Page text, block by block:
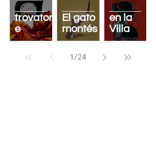
Il
trovator
e
El gato
montés
Zarzuela
en la
Villa
1 /24